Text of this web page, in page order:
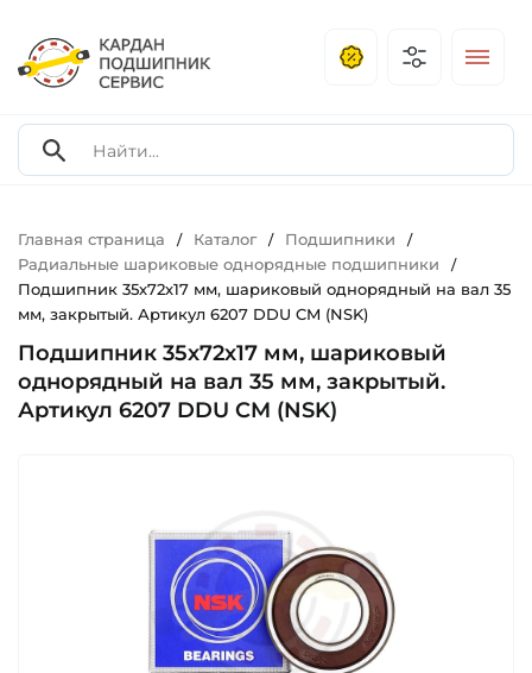
Главная страница / Каталог / Подшипники /
Радиальные шариковые однорядные подшипники /
Подшипник 35х72х17 мм, шариковый однорядный на вал 35
мм, закрытый. Артикул 6207 DDU CM (NSK)
Подшипник 35х72х17 мм, шариковый
однорядный на вал 35 мм, закрытый.
Артикул 6207 DDU CM (NSK)